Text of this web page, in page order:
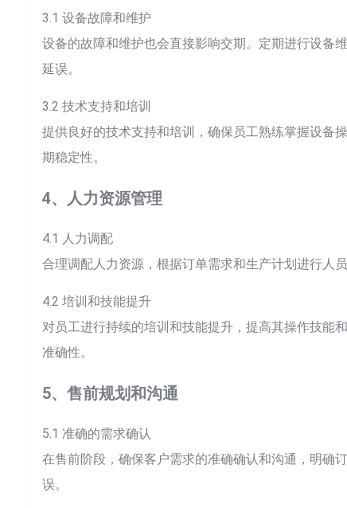
3.1 设备故障和维护
设备的故障和维护也会直接影响交期。定期进行设备
延误。
3.2 技术支持和培训
提供良好的技术支持和培训，确保员工熟练掌握设备
期稳定性。
4、人力资源管理
4.1 人力调配
合理调配人力资源，根据订单需求和生产计划进行人
4.2 培训和技能提升
对员工进行持续的培训和技能提升，提高其操作技能
准确性。
5、售前规划和沟通
5.1 准确的需求确认
在售前阶段，确保客户需求的准确确认和沟通，明确
误。